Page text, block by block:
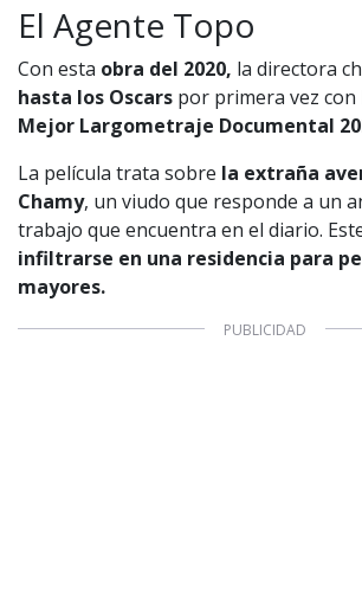
El Agente Topo
Con esta obra del 2020, la directora
hasta los Oscars por primera vez
Mejor Largometraje Documental
La película trata sobre la extraña
Chamy, un viudo que responde a un
trabajo que encuentra en el diario.
infiltrarse en una residencia para
mayores.
1997 — 2026
© PRISA MEDIA CORP SPA.
Producción musical Cadena Ser, España
CONTACTO COMERCIAL
Aviso legal
Política de privacidad